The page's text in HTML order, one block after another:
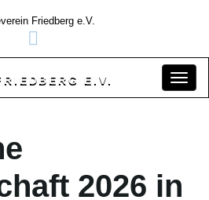
Friedberg e.V.
2026 in